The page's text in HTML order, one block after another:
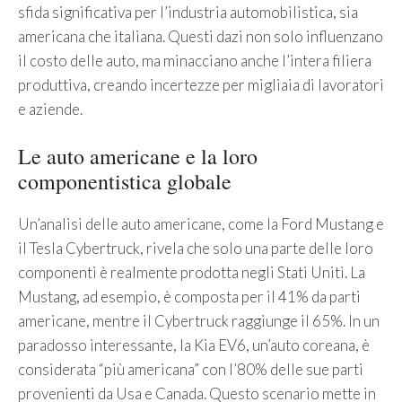
sfida significativa per l’industria automobilistica, sia
americana che italiana. Questi dazi non solo influenzano
il costo delle auto, ma minacciano anche l’intera filiera
produttiva, creando incertezze per migliaia di lavoratori
e aziende.
Le auto americane e la loro
componentistica globale
Un’analisi delle auto americane, come la Ford Mustang e
il Tesla Cybertruck, rivela che solo una parte delle loro
componenti è realmente prodotta negli Stati Uniti. La
Mustang, ad esempio, è composta per il 41% da parti
americane, mentre il Cybertruck raggiunge il 65%. In un
paradosso interessante, la Kia EV6, un’auto coreana, è
considerata “più americana” con l’80% delle sue parti
provenienti da Usa e Canada. Questo scenario mette in